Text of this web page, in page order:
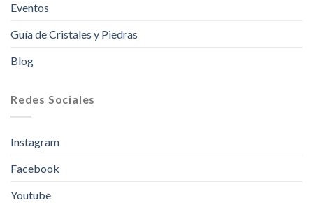
Eventos
Guía de Cristales y Piedras
Blog
Redes Sociales
Instagram
Facebook
Youtube